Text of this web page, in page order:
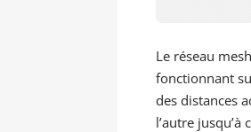
Le réseau
fonctionnant
des distances
l’autre